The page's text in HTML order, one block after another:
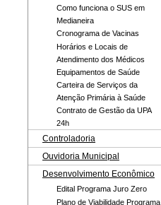
Como funciona o SUS em
Medianeira
Cronograma de Vacinas
Horários e Locais de
Atendimento dos Médicos
Equipamentos de Saúde
Carteira de Serviços da
Atenção Primária à Saúde
Contrato de Gestão da UPA
24h
Controladoria
Ouvidoria Municipal
Desenvolvimento Econômico
Edital Programa Juro Zero
Plano de Viabilidade Programa